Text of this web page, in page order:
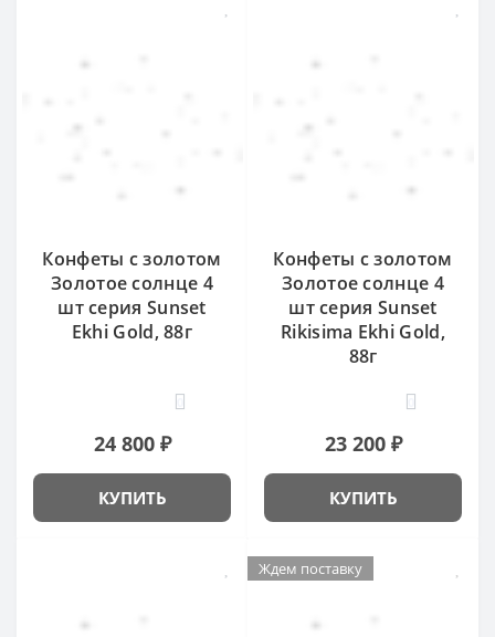
Конфеты с золотом
Золотое солнце 4
шт серия Sunset
Ekhi Gold, 88г
24 800 ₽
КУПИТЬ
Конфеты с золотом
Золотое солнце 4
шт серия Sunset
Rikisima Ekhi Gold,
88г
23 200 ₽
КУПИТЬ
Ждем поставку